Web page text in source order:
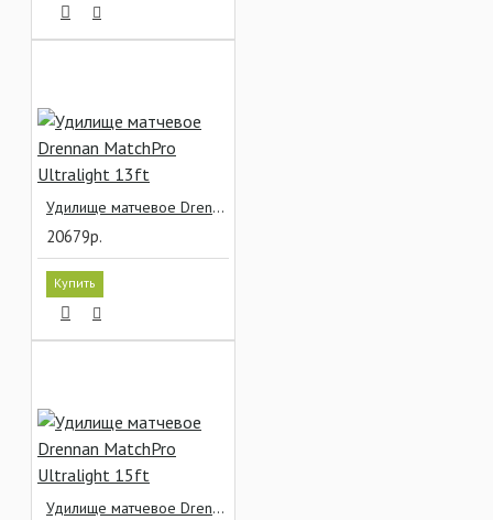
Удилище матчевое Drennan MatchPro Ultralight 13ft
20679р.
Купить
Удилище матчевое Drennan MatchPro Ultralight 15ft